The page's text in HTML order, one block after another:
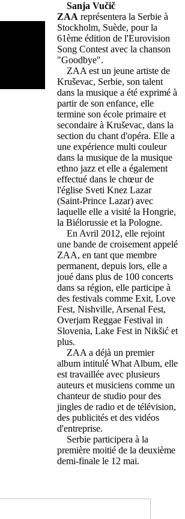
Sanja Vučič
ZAA représentera la Serbie à
Stockholm, Suède, pour la
61ème édition de l'Eurovision
Song Contest avec la chanson
"Goodbye".
ZAA est un jeune artiste de
Kruševac, Serbie, son talent
dans la musique a été exprimé à
partir de son enfance, elle
termine son école primaire et
secondaire à Kruševac, dans la
section du chant d'opéra. Elle a
une expérience multi couleur
dans la musique de la musique
ethno jazz et elle a également
effectué dans le chœur de
l'église Sveti Knez Lazar
(Saint-Prince Lazar) avec
laquelle elle a visité la Hongrie,
la Biélorussie et la Pologne.
En Avril 2012, elle rejoint
une bande de croisement appelé
ZAA, en tant que membre
permanent, depuis lors, elle a
joué dans plus de 100 concerts
dans sa région, elle participe à
des festivals comme Exit, Love
Fest, Nishville, Arsenal Fest,
Overjam Reggae Festival in
Slovenia, Lake Fest in Nikšić et
plus.
ZAA a déjà un premier
album intitulé What Album, elle
est travaillée avec plusieurs
auteurs et musiciens comme un
chanteur de studio pour des
jingles de radio et de télévision,
des publicités et des vidéos
d'entreprise.
Serbie participera à la
première moitié de la deuxième
demi-finale le 12 mai.